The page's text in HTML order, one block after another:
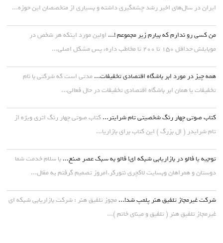
ایران در سال‌های اخیر رشد چشمگیری داشته و بسیاری از متخصصان این حوزه...
من کسی رو ندارم که بیارم زیر مجموعم !... اولین مورد اینکه هر شخص در
موبایلش حداقل ۱۵۰ تا ۲۰۰ تا مخاطب داره، پس مشکل اصلی...
همه چیز در مورد ابر باشگاه اقتصادی تخفیفات... مدتی است که شرکتی با نام
تخفیفات یا همان ابر باشگاه اقتصادی تخفیفات در حال فعالی...
کتاب صوتی چهار رنگ شخصیتی تام شرایتر... کتاب صوتی چهار رنگ اثری ویژه از
تام شرایدر ( ال بزرگ ) این کتاب برای بازاریا...
توجیه یا فالو در بازاریابی شبکه ای! فالو به سبک عصر صنع... با سلام خدمت شما
دوستان و همراهان وبسایت لاکچری نتورکر.امروز تصمیم گرفتم یه مقال...
شرکت غیرمجاز تلفیق هنر پلمپ شد!... مجوز تلفیق هنر : شرکت بازاریابی شبکه ای
غیرمجاز تلفیق هنر ( تلفیق و مینای خاتم )...